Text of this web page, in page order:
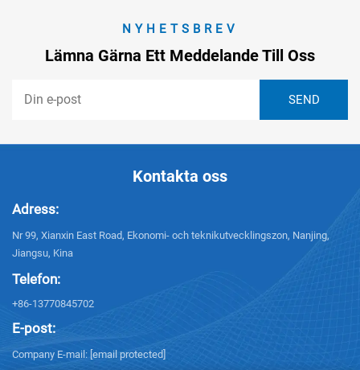
NYHETSBREV
Lämna Gärna Ett Meddelande Till Oss
Kontakta oss
Adress:
Nr 99, Xianxin East Road, Ekonomi- och teknikutvecklingszon, Nanjing,
Jiangsu, Kina
Telefon:
+86-13770845702
E-post:
Company E-mail: [email protected]